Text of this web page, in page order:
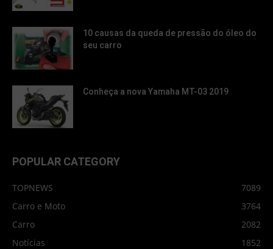
10 causas da queda de pressão do óleo do
seu carro
Conheça a nova Yamaha MT-03 2019
POPULAR CATEGORY
TOPNEWS
7089
Carro e Moto
3764
Carro
2082
Notícias
1852